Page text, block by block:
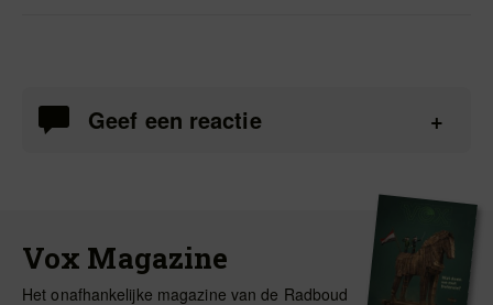
Geef een reactie
Vox Magazine
Het onafhankelijke magazine van de Radboud